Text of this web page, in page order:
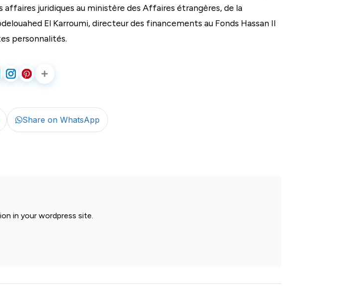
affaires juridiques au ministère des Affaires étrangères, de la
El Karroumi, directeur des financements au Fonds Hassan II
personnalités.
Share on WhatsApp
in your wordpress site.